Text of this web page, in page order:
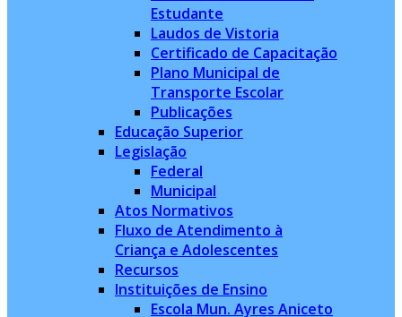
Estudante
Laudos de Vistoria
Certificado de Capacitação
Plano Municipal de
Transporte Escolar
Publicações
Educação Superior
Legislação
Federal
Municipal
Atos Normativos
Fluxo de Atendimento à
Criança e Adolescentes
Recursos
Instituições de Ensino
Escola Mun. Ayres Aniceto